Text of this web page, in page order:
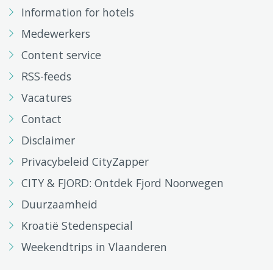
Information for hotels
Medewerkers
Content service
RSS-feeds
Vacatures
Contact
Disclaimer
Privacybeleid CityZapper
CITY & FJORD: Ontdek Fjord Noorwegen
Duurzaamheid
Kroatië Stedenspecial
Weekendtrips in Vlaanderen